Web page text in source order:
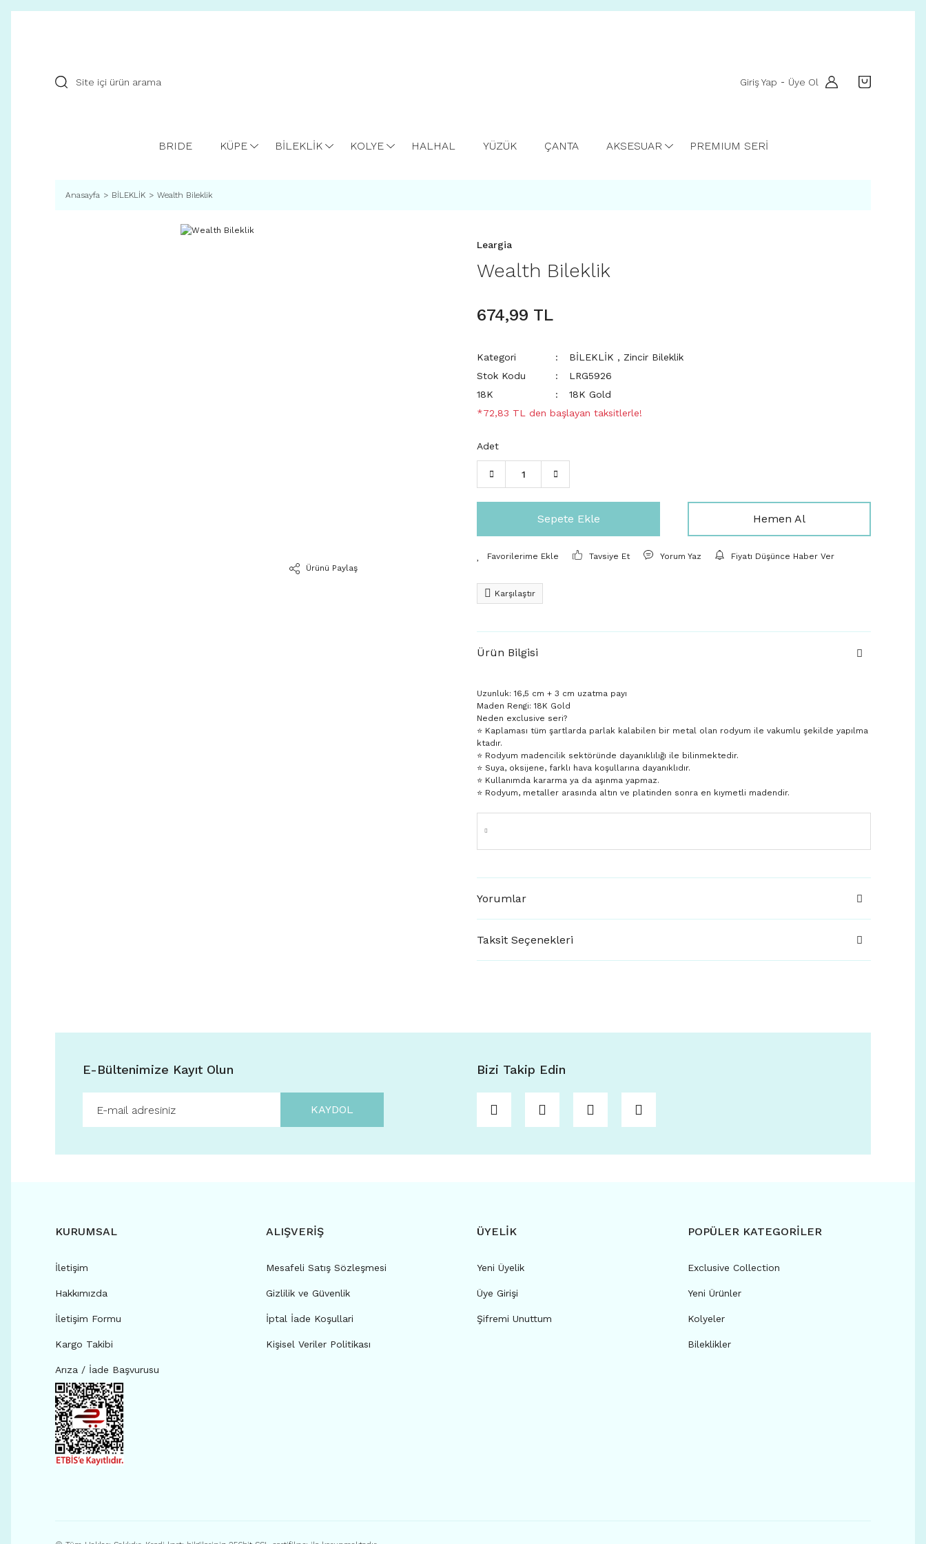
Giriş Yap - Üye Ol
BRIDE KÜPE BİLEKLİK KOLYE HALHAL YÜZÜK ÇANTA AKSESUAR PREMIUM SERİ
Anasayfa BİLEKLİK Wealth Bileklik
Ürünü Paylaş
Leargia
Wealth Bileklik
674,99 TL
Kategori BİLEKLİK , Zincir Bileklik
Stok Kodu
LRG5926
18K
18K Gold
*72,83 TL den başlayan taksitlerle!
Adet
Sepete Ekle Hemen Al
Tavsiye Et Yorum Yaz Fiyatı Düşünce Haber Ver
Karşılaştır
Ürün Bilgisi
Uzunluk: 16,5 cm + 3 cm uzatma payı
Maden Rengi: 18K Gold
Neden exclusive seri?
⭐️ Kaplaması tüm şartlarda parlak kalabilen bir metal olan rodyum ile vakumlu şekilde yapılma
ktadır.
⭐️ Rodyum madencilik sektöründe dayanıklılığı ile bilinmektedir.
⭐️ Suya, oksijene, farklı hava koşullarına dayanıklıdır.
⭐️ Kullanımda kararma ya da aşınma yapmaz.
⭐️ Rodyum, metaller arasında altın ve platinden sonra en kıymetli madendir.
Yorumlar
Taksit Seçenekleri
E-Bültenimize Kayıt Olun
KAYDOL
Bizi Takip Edin
KURUMSAL
İletişim
Hakkımızda
İletişim Formu
Kargo Takibi
Arıza / İade Başvurusu
ALIŞVERİŞ
Mesafeli Satış Sözleşmesi
Gizlilik ve Güvenlik
İptal İade Koşullari
Kişisel Veriler Politikası
ÜYELİK
Yeni Üyelik
Üye Girişi
Şifremi Unuttum
POPÜLER KATEGORİLER
Exclusive Collection
Yeni Ürünler
Kolyeler
Bileklikler